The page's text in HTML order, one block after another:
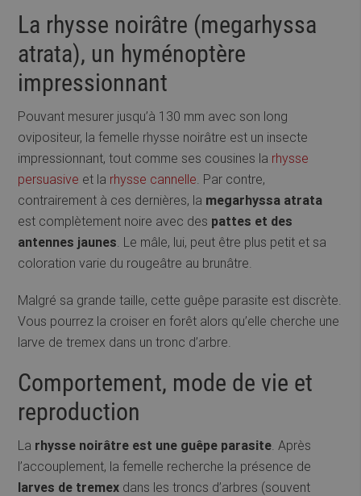
La rhysse noirâtre (megarhyssa
atrata), un hyménoptère
impressionnant
Pouvant mesurer jusqu’à 130 mm avec son long
ovipositeur, la femelle rhysse noirâtre est un insecte
impressionnant, tout comme ses cousines la rhysse
persuasive et la rhysse cannelle . Par contre,
contrairement à ces dernières, la megarhyssa atrata
est complètement noire avec des pattes et des
antennes jaunes . Le mâle, lui, peut être plus petit et sa
coloration varie du rougeâtre au brunâtre.
Malgré sa grande taille, cette guêpe parasite est discrète.
Vous pourrez la croiser en forêt alors qu’elle cherche une
larve de tremex dans un tronc d’arbre.
Comportement, mode de vie et
reproduction
La rhysse noirâtre est une guêpe parasite . Après
l’accouplement, la femelle recherche la présence de
larves de tremex dans les troncs d’arbres (souvent